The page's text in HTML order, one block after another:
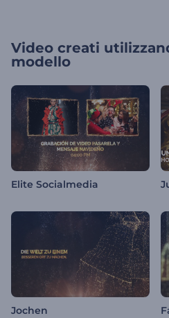
Video creati
modello
Elite Socialmedia
Jochen